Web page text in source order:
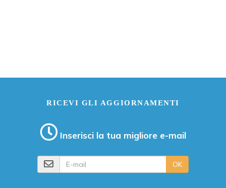
RICEVI GLI AGGIORNAMENTI
Inserisci la tua migliore e-mail
OK